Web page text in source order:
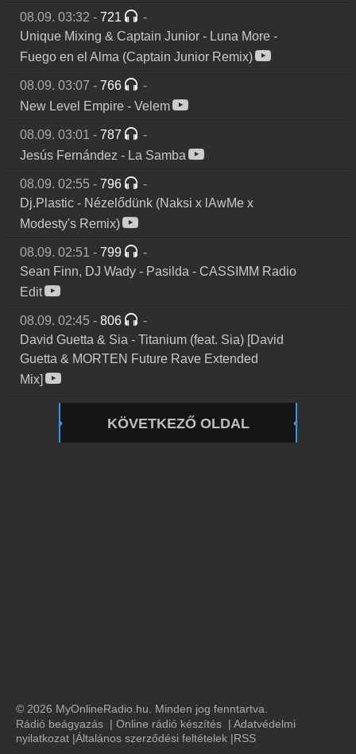
08.09. 03:32 - 721
-
Unique Mixing & Captain Junior - Luna More -
Fuego en el Alma (Captain Junior Remix)
08.09. 03:07 - 766
-
New Level Empire - Velem
08.09. 03:01 - 787
-
Jesús Fernández - La Samba
08.09. 02:55 - 796
-
Dj.Plastic - Nézelődünk (Naksi x lAwMe x
Modesty's Remix)
08.09. 02:51 - 799
-
Sean Finn, DJ Wady - Pasilda - CASSIMM Radio
Edit
08.09. 02:45 - 806
-
David Guetta & Sia - Titanium (feat. Sia) [David
Guetta & MORTEN Future Rave Extended
Mix]
KÖVETKEZŐ OLDAL
© 2026 MyOnlineRadio.hu. Minden jog fenntartva.
Rádió beágyazás | Online rádió készítés | Adatvédelmi
nyilatkozat |Általános szerződési feltételek |RSS